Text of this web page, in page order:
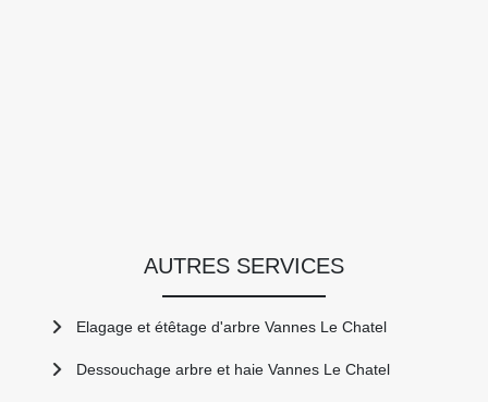
AUTRES SERVICES
Elagage et étêtage d'arbre Vannes Le Chatel
Dessouchage arbre et haie Vannes Le Chatel